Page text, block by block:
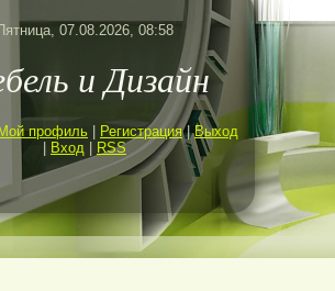
07.08.2026, 08:58
и Дизайн
Мой профиль Регистрация |Выход
Вход RSS